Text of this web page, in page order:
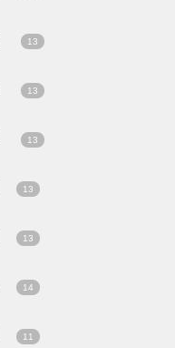
13
13
13
13
13
14
11